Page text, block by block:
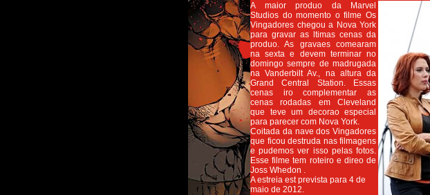
A maior produo da Marvel
Studios do momento o filme Os
Vingadores chegou a Nova York
para gravar as ltimas cenas da
produo. As gravaes comearam
na sexta e devem terminar no
domingo sempre de madrugada
na Vanderbilt Av., na altura da
Grand Central Station. Essas
cenas iro complementar as
cenas rodadas em Cleveland
que teve um decorao especial
para parecer com Nova York.
Coitada da nave dos Vingadores
que ficou destruda nas filmagens
e pudemos ver isso pelas fotos.
Esse filme tem roteiro e direo de
Joss Whedon .
A estreia est prevista para 4 de
maio de 2012.